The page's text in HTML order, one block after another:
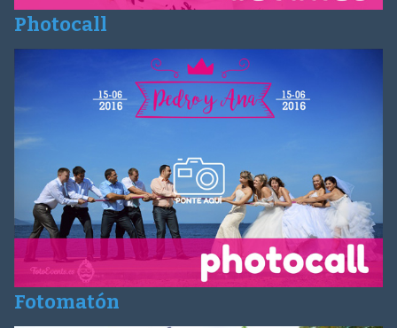
Photocall
Fotomatón